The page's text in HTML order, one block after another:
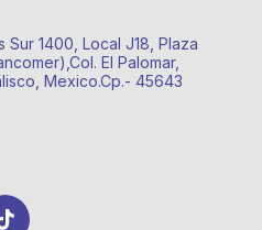
Sur 1400, Local J18, Plaza
El Palomar,
Mexico.Cp.- 45643